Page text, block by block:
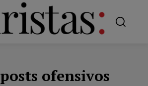
posts ofensivos